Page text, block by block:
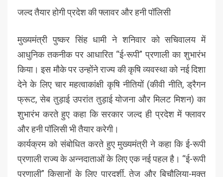
जल्द तैयार होगी प्रदेश की फ्लावर और हनी पॉलिसी
मुख्यमंत्री पुष्कर सिंह धामी ने शनिवार को सचिवालय में
आधुनिक तकनीक पर आधारित “ई-रूपी” प्रणाली का शुभारंभ
किया। इस मौके पर उन्होंने राज्य की कृषि व्यवस्था को नई दिशा
देने के लिए चार महत्वाकांक्षी कृषि नीतियों (कीवी नीति, ड्रैगन
फ्रूट, सेब तुड़ाई उपरांत तुड़ाई योजना और मिलट मिशन) का
शुभारंभ करते हुए कहा कि सरकार जल्द ही प्रदेश में फ्लावर
और हनी पॉलिसी भी तैयार करेगी।
कार्यक्रम को संबोधित करते हुए मुख्यमंत्री ने कहा कि ई-रूपी
प्रणाली राज्य के अन्नदाताओं के लिए एक नई पहल है। “ई-रूपी
प्रणाली” किसानों के लिए पारदर्शी, तेज और बिचौलिया-मुक्त